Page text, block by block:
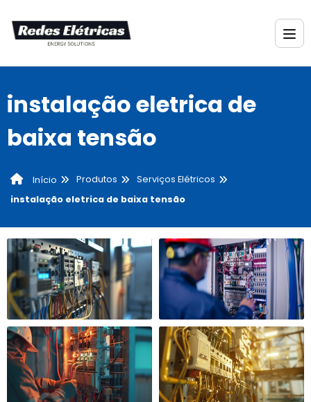
instalação eletrica de
baixa tensão
Início Produtos
Serviços Elétricos
instalação eletrica de baixa tensão